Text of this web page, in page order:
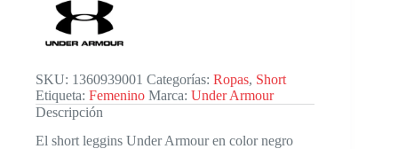
cantidad
SKU: 1360939001 Categorías: Ropas, Short
Etiqueta: Femenino Marca: Under Armour
Descripción
El short leggins Under Armour en color negro